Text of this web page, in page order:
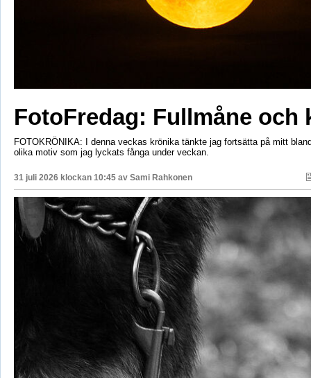
FotoFredag: Fullmåne och
FOTOKRÖNIKA: I denna veckas krönika tänkte jag fortsätta på mitt
olika motiv som jag lyckats fånga under veckan.
31 juli 2026 klockan 10:45 av Sami Rahkonen